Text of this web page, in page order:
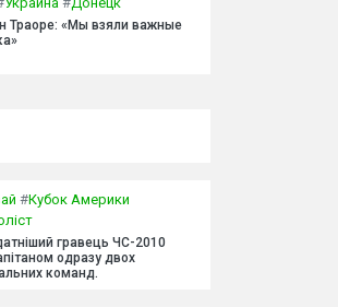
Траоре: «Мы взяли важные
#Кубок Америки
гравець ЧС-2010
одразу двох
команд.